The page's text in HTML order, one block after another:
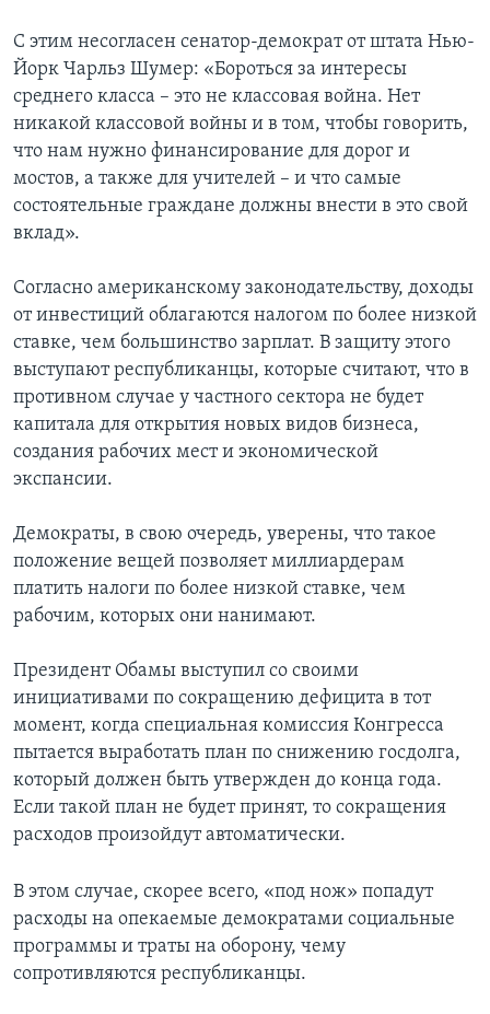
С этим несогласен сенатор-демократ от штата Нью-
Йорк Чарльз Шумер: «Бороться за интересы
среднего класса – это не классовая война. Нет
никакой классовой войны и в том, чтобы говорить,
что нам нужно финансирование для дорог и
мостов, а также для учителей – и что самые
состоятельные граждане должны внести в это свой
вклад».
Согласно американскому законодательству, доходы
от инвестиций облагаются налогом по более низкой
ставке, чем большинство зарплат. В защиту этого
выступают республиканцы, которые считают, что в
противном случае у частного сектора не будет
капитала для открытия новых видов бизнеса,
создания рабочих мест и экономической
экспансии.
Демократы, в свою очередь, уверены, что такое
положение вещей позволяет миллиардерам
платить налоги по более низкой ставке, чем
рабочим, которых они нанимают.
Президент Обамы выступил со своими
инициативами по сокращению дефицита в тот
момент, когда специальная комиссия Конгресса
пытается выработать план по снижению госдолга,
который должен быть утвержден до конца года.
Если такой план не будет принят, то сокращения
расходов произойдут автоматически.
В этом случае, скорее всего, «под нож» попадут
расходы на опекаемые демократами социальные
программы и траты на оборону, чему
сопротивляются республиканцы.